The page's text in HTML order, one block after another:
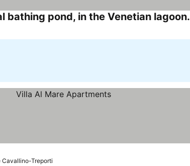
bathing pond, in the Venetian lagoon.
Cavallino-Treporti